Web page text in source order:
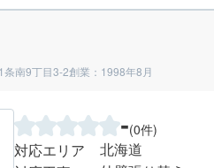
条南9丁目3-2創業：1998年8月
-(0件)
対応エリア
北海道